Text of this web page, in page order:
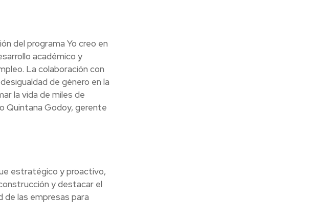
del programa Yo creo en
académico y
La colaboración con
de género en la
la vida de miles de
Quintana Godoy, gerente
estratégico y proactivo,
y destacar el
las empresas para